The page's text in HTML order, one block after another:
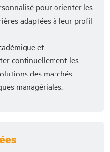
pour orienter les
adaptées à leur profil
et
continuellement les
des marchés
managériales.